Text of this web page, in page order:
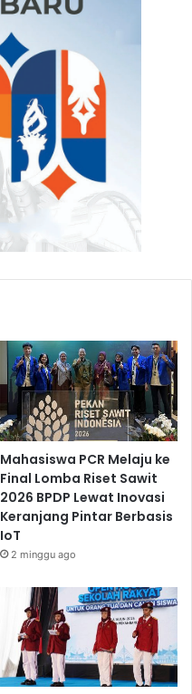
Mahasiswa PCR Melaju ke
Final Lomba Riset Sawit
2026 BPDP Lewat Inovasi
Keranjang Pintar Berbasis
IoT
2 minggu ago